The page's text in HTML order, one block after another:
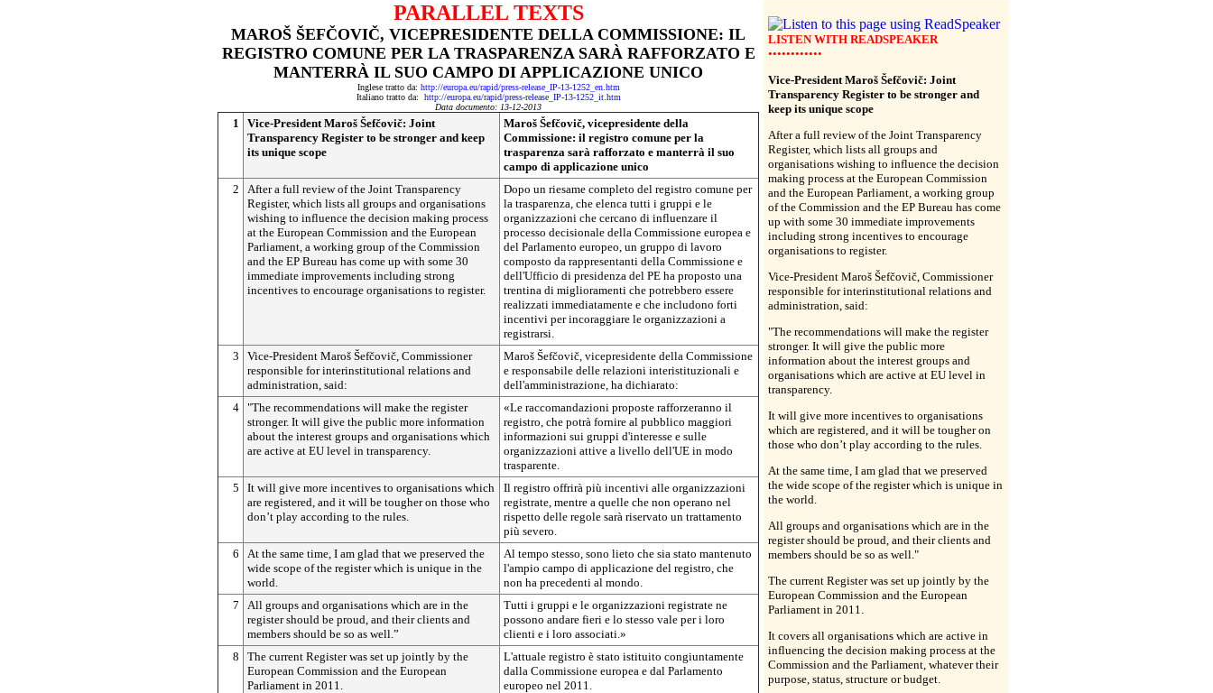
PARALLEL TEXTS
MAROŠ ŠEFČOVIČ, VICEPRESIDENTE DELLA COMMISSIONE: IL
REGISTRO COMUNE PER LA TRASPARENZA SARÀ RAFFORZATO E
MANTERRÀ IL SUO CAMPO DI APPLICAZIONE UNICO
Inglese tratto da: http://europa.eu/rapid/press-release_IP-13-1252_en.htm
Italiano tratto da: http://europa.eu/rapid/press-release_IP-13-1252_it.htm
Data documento: 13-12-2013
1 Vice-President Maroš Šefčovič: Joint
Transparency Register to be stronger and keep
its unique scope
Maroš Šefčovič, vicepresidente della
Commissione: il registro comune per la
trasparenza sarà rafforzato e manterrà il suo
campo di applicazione unico
2
After a full review of the Joint Transparency
Register, which lists all groups and organisations
wishing to influence the decision making process
at the European Commission and the European
Parliament, a working group of the Commission
and the EP Bureau has come up with some 30
immediate improvements including strong
incentives to encourage organisations to register.
Dopo un riesame completo del registro comune per
la trasparenza, che elenca tutti i gruppi e le
organizzazioni che cercano di influenzare il
processo decisionale della Commissione europea e
del Parlamento europeo, un gruppo di lavoro
composto da rappresentanti della Commissione e
dell'Ufficio di presidenza del PE ha proposto una
trentina di miglioramenti che potrebbero essere
realizzati immediatamente e che includono forti
incentivi per incoraggiare le organizzazioni a
registrarsi.
3
Vice-President Maroš Šefčovič, Commissioner
responsible for interinstitutional relations and
administration, said:
Maroš Šefčovič, vicepresidente della Commissione
e responsabile delle relazioni interistituzionali e
dell'amministrazione, ha dichiarato:
4 "The recommendations will make the register
stronger. It will give the public more information
about the interest groups and organisations which
are active at EU level in transparency.
«Le raccomandazioni proposte rafforzeranno il
registro, che potrà fornire al pubblico maggiori
informazioni sui gruppi d'interesse e sulle
organizzazioni attive a livello dell'UE in modo
trasparente.
5
It will give more incentives to organisations which
are registered, and it will be tougher on those who
don’t play according to the rules.
Il registro offrirà più incentivi alle organizzazioni
registrate, mentre a quelle che non operano nel
rispetto delle regole sarà riservato un trattamento
più severo.
6
At the same time, I am glad that we preserved the
wide scope of the register which is unique in the
world.
Al tempo stesso, sono lieto che sia stato mantenuto
l'ampio campo di applicazione del registro, che
non ha precedenti al mondo.
7
All groups and organisations which are in the
register should be proud, and their clients and
members should be so as well.”
Tutti i gruppi e le organizzazioni registrate ne
possono andare fieri e lo stesso vale per i loro
clienti e i loro associati.»
8
The current Register was set up jointly by the
European Commission and the European
Parliament in 2011.
L'attuale registro è stato istituito congiuntamente
dalla Commissione europea e dal Parlamento
europeo nel 2011.
LISTEN WITH READSPEAKER
••••••••••••
Vice-President Maroš Šefčovič: Joint
Transparency Register to be stronger and
keep its unique scope
After a full review of the Joint Transparency
Register, which lists all groups and
organisations wishing to influence the decision
making process at the European Commission
and the European Parliament, a working group
of the Commission and the EP Bureau has come
up with some 30 immediate improvements
including strong incentives to encourage
organisations to register.
Vice-President Maroš Šefčovič, Commissioner
responsible for interinstitutional relations and
administration, said:
"The recommendations will make the register
stronger. It will give the public more
information about the interest groups and
organisations which are active at EU level in
transparency.
It will give more incentives to organisations
which are registered, and it will be tougher on
those who don’t play according to the rules.
At the same time, I am glad that we preserved
the wide scope of the register which is unique in
the world.
All groups and organisations which are in the
register should be proud, and their clients and
members should be so as well."
The current Register was set up jointly by the
European Commission and the European
Parliament in 2011.
It covers all organisations which are active in
influencing the decision making process at the
Commission and the Parliament, whatever their
purpose, status, structure or budget.